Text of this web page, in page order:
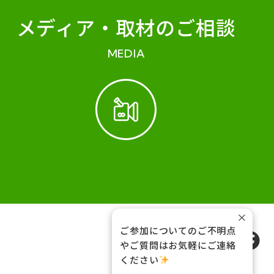
メディア・ 取材のご相談
MEDIA
FOLLOW US
ご参加についてのご不明点
やご質問はお気軽にご連絡
ください
×